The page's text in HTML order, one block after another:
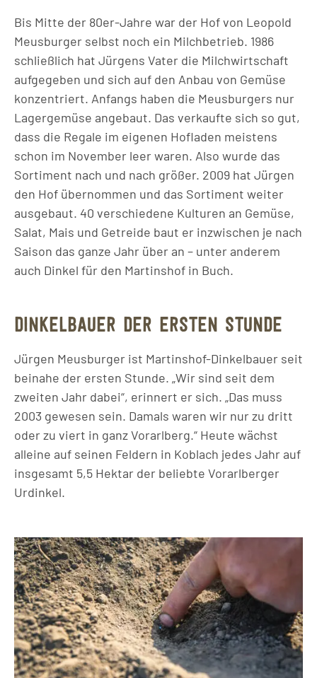
Bis Mitte der 80er-Jahre war der Hof von Leopold
Meusburger selbst noch ein Milchbetrieb. 1986
schließlich hat Jürgens Vater die Milchwirtschaft
aufgegeben und sich auf den Anbau von Gemüse
konzentriert. Anfangs haben die Meusburgers nur
Lagergemüse angebaut. Das verkaufte sich so gut,
dass die Regale im eigenen Hofladen meistens
schon im November leer waren. Also wurde das
Sortiment nach und nach größer. 2009 hat Jürgen
den Hof übernommen und das Sortiment weiter
ausgebaut. 40 verschiedene Kulturen an Gemüse,
Salat, Mais und Getreide baut er inzwischen je nach
Saison das ganze Jahr über an – unter anderem
auch Dinkel für den Martinshof in Buch.
DINKELBAUER DER ERSTEN STUNDE
Jürgen Meusburger ist Martinshof-Dinkelbauer seit
beinahe der ersten Stunde. „Wir sind seit dem
zweiten Jahr dabei“, erinnert er sich. „Das muss
2003 gewesen sein. Damals waren wir nur zu dritt
oder zu viert in ganz Vorarlberg.“ Heute wächst
alleine auf seinen Feldern in Koblach jedes Jahr auf
insgesamt 5,5 Hektar der beliebte Vorarlberger
Urdinkel.